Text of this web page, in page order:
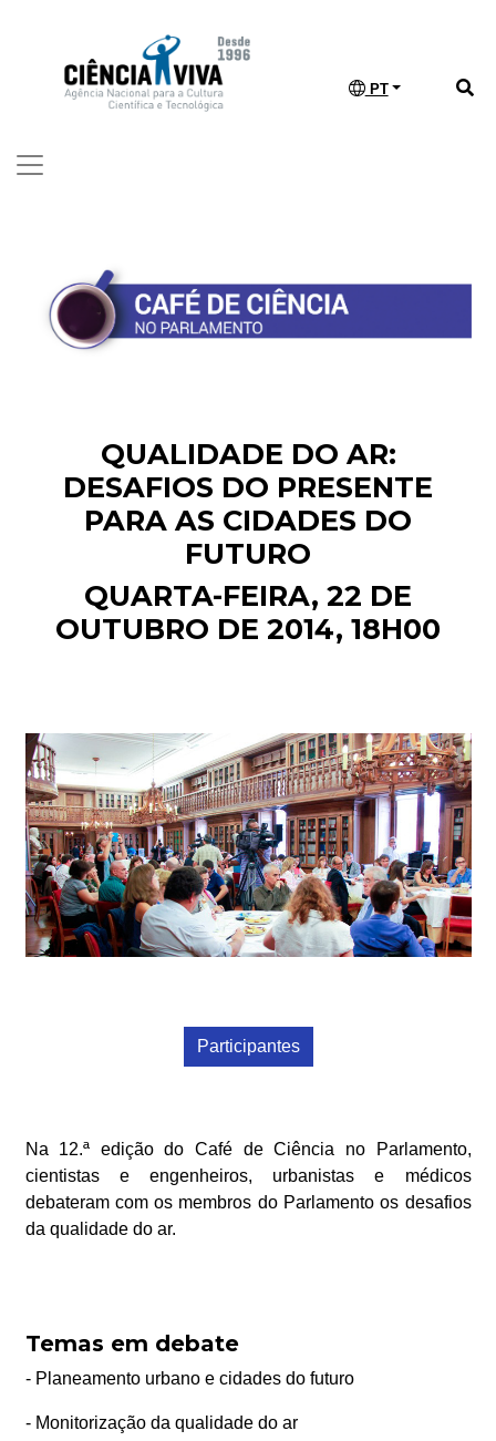
PT
QUALIDADE DO AR:
DESAFIOS DO PRESENTE
PARA AS CIDADES DO
FUTURO
QUARTA-FEIRA, 22 DE
OUTUBRO DE 2014, 18H00
Participantes
Na 12.ª edição do Café de Ciência no Parlamento,
cientistas e engenheiros, urbanistas e médicos
debateram com os membros do Parlamento os desafios
da qualidade do ar.
Temas em debate
- Planeamento urbano e cidades do futuro
- Monitorização da qualidade do ar